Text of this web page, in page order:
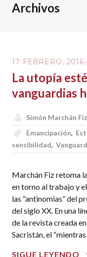
Archivos
17 FEBRERO, 2016
La utopía
vanguardias
Simón Marchán Fiz
Emancipación,
sensibilidad,
Marchán Fiz retoma
en torno al trabajo y
las “antinomias” del
del siglo XX. En una
de la revista creada
Sacristán, el
SIGUE LEYENDO